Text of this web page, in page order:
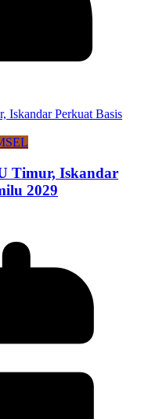
Timur, Iskandar
2029